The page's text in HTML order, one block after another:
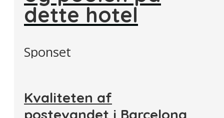
dette hotel
Sponset
Kvaliteten af
postevandet i Barcelona